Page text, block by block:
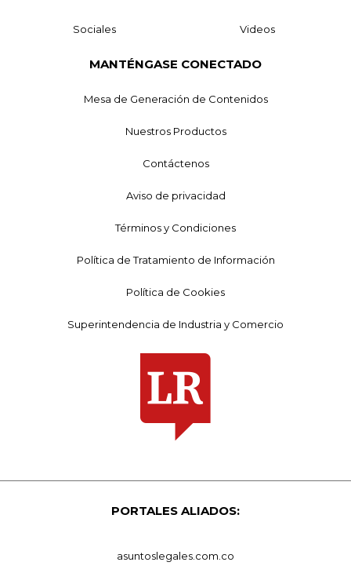
Sociales Videos
MANTÉNGASE CONECTADO
Mesa de Generación de Contenidos
Nuestros Productos
Contáctenos
Aviso de privacidad
Términos y Condiciones
Política de Tratamiento de Información
Política de Cookies
Superintendencia de Industria y Comercio
PORTALES ALIADOS:
asuntoslegales.com.co